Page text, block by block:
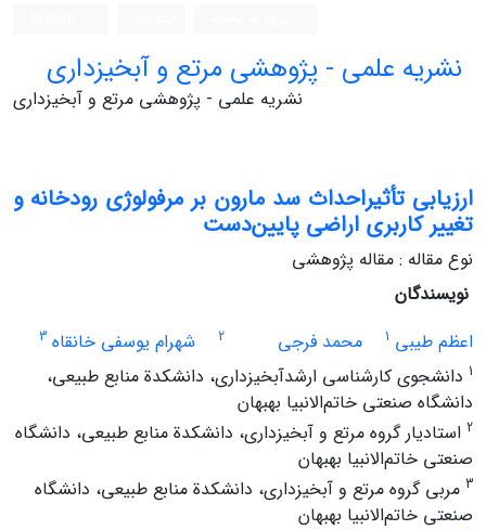
نشریه علمی - پژوهشی مرتع و آبخیزداری
نشریه علمی - پژوهشی مرتع و آبخیزداری
ارزیابی تأثیراحداث سد مارون بر مرفولوژی رودخانه و
تغییر کاربری اراضی پایین‌دست
نوع مقاله : مقاله پژوهشی
نویسندگان
اعظم طیبی 1 محمد فرجی 2 شهرام یوسفی خانقاه 3
1 دانشجوی کارشناسی ارشدآبخیزداری، دانشکدة منابع طبیعی،
دانشگاه صنعتی خاتم‌الانبیا بهبهان
2 استادیار گروه مرتع و آبخیزداری، دانشکدة منابع طبیعی، دانشگاه
صنعتی خاتم‌الانبیا بهبهان
3 مربی گروه مرتع و آبخیزداری، دانشکدة منابع طبیعی، دانشگاه
صنعتی خاتم‌الانبیا بهبهان